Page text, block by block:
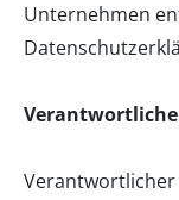
Unternehmen
Verantwortlicher